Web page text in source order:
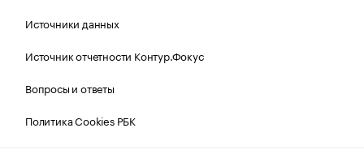
Источники данных
Источник отчетности Контур.Фокус
Вопросы и ответы
Политика Cookies РБК